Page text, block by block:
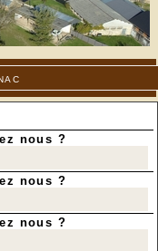
nous ?
nous ?
nous ?